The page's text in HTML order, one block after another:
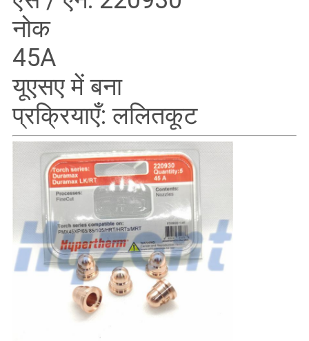
नोक
45A
यूएसए में बना
प्रक्रियाएँ: ललितकूट